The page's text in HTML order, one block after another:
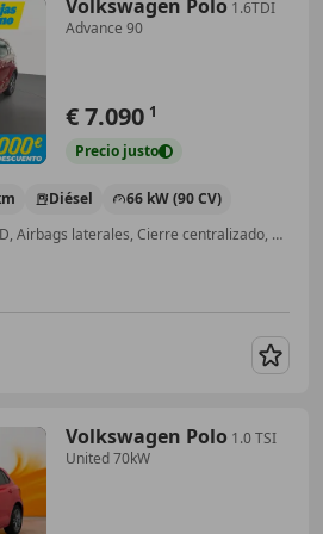
Volkswagen Polo 1.6TDI
Advance 90
€ 7.090 1
Precio justo
Diésel
66 kW (90 CV)
Garantia, ESP, Bluetooth, CD, Airbags laterales, Cierre centralizado, Elevalunas eléctrico
Volkswagen Polo 1.0 TSI
United 70kW